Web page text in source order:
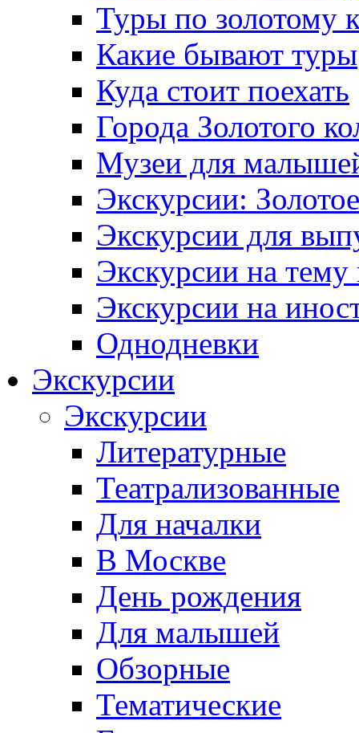
Туры по золотому
Какие бывают туры
Куда стоит поехать
Города Золотого
Музеи для
Экскурсии:
Экскурсии для
Экскурсии на тему
Экскурсии на
Однодневки
Экскурсии
Экскурсии
Литературные
Театрализованные
Для началки
В Москве
День рождения
Для малышей
Обзорные
Тематические